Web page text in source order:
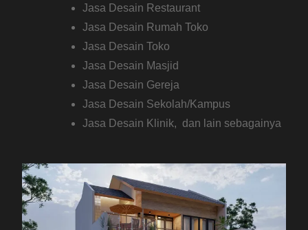
Jasa Desain Restaurant
Jasa Desain Rumah Toko
Jasa Desain Toko
Jasa Desain Masjid
Jasa Desain Gereja
Jasa Desain Sekolah/Kampus
Jasa Desain Klinik, dan lain sebagainya